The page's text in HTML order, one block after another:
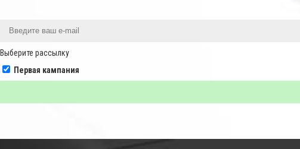
Выберите рассылку
Первая кампания